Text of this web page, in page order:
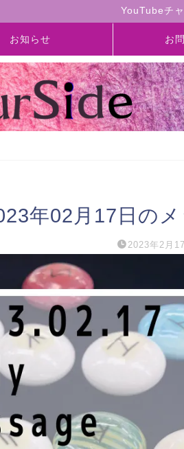
YouTubeチ
お知らせ お
年02月17日の
2023年2月